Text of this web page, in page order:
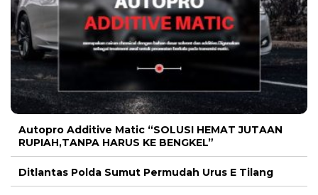
Autopro Additive Matic “SOLUSI HEMAT JUTAAN
RUPIAH,TANPA HARUS KE BENGKEL”
Ditlantas Polda Sumut Permudah Urus E Tilang